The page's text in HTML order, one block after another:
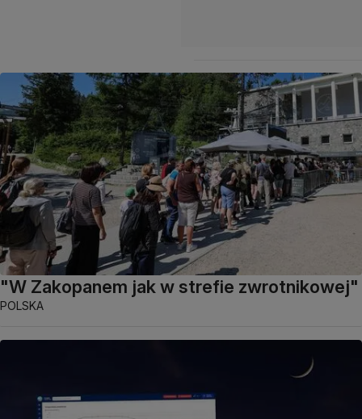
"W Zakopanem jak w strefie zwrotnikowej"
POLSKA